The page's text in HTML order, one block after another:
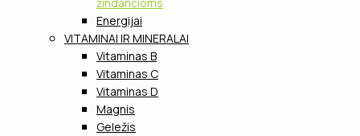
Energijai
VITAMINAI IR MINERALAI
Vitaminas B
Vitaminas C
Vitaminas D
Magnis
Geležis